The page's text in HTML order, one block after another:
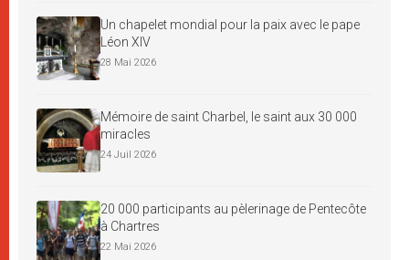
Un chapelet mondial pour la paix avec le pape
Léon XIV
28 Mai 2026
Mémoire de saint Charbel, le saint aux 30 000
miracles
24 Juil 2026
20 000 participants au pèlerinage de Pentecôte
à Chartres
22 Mai 2026